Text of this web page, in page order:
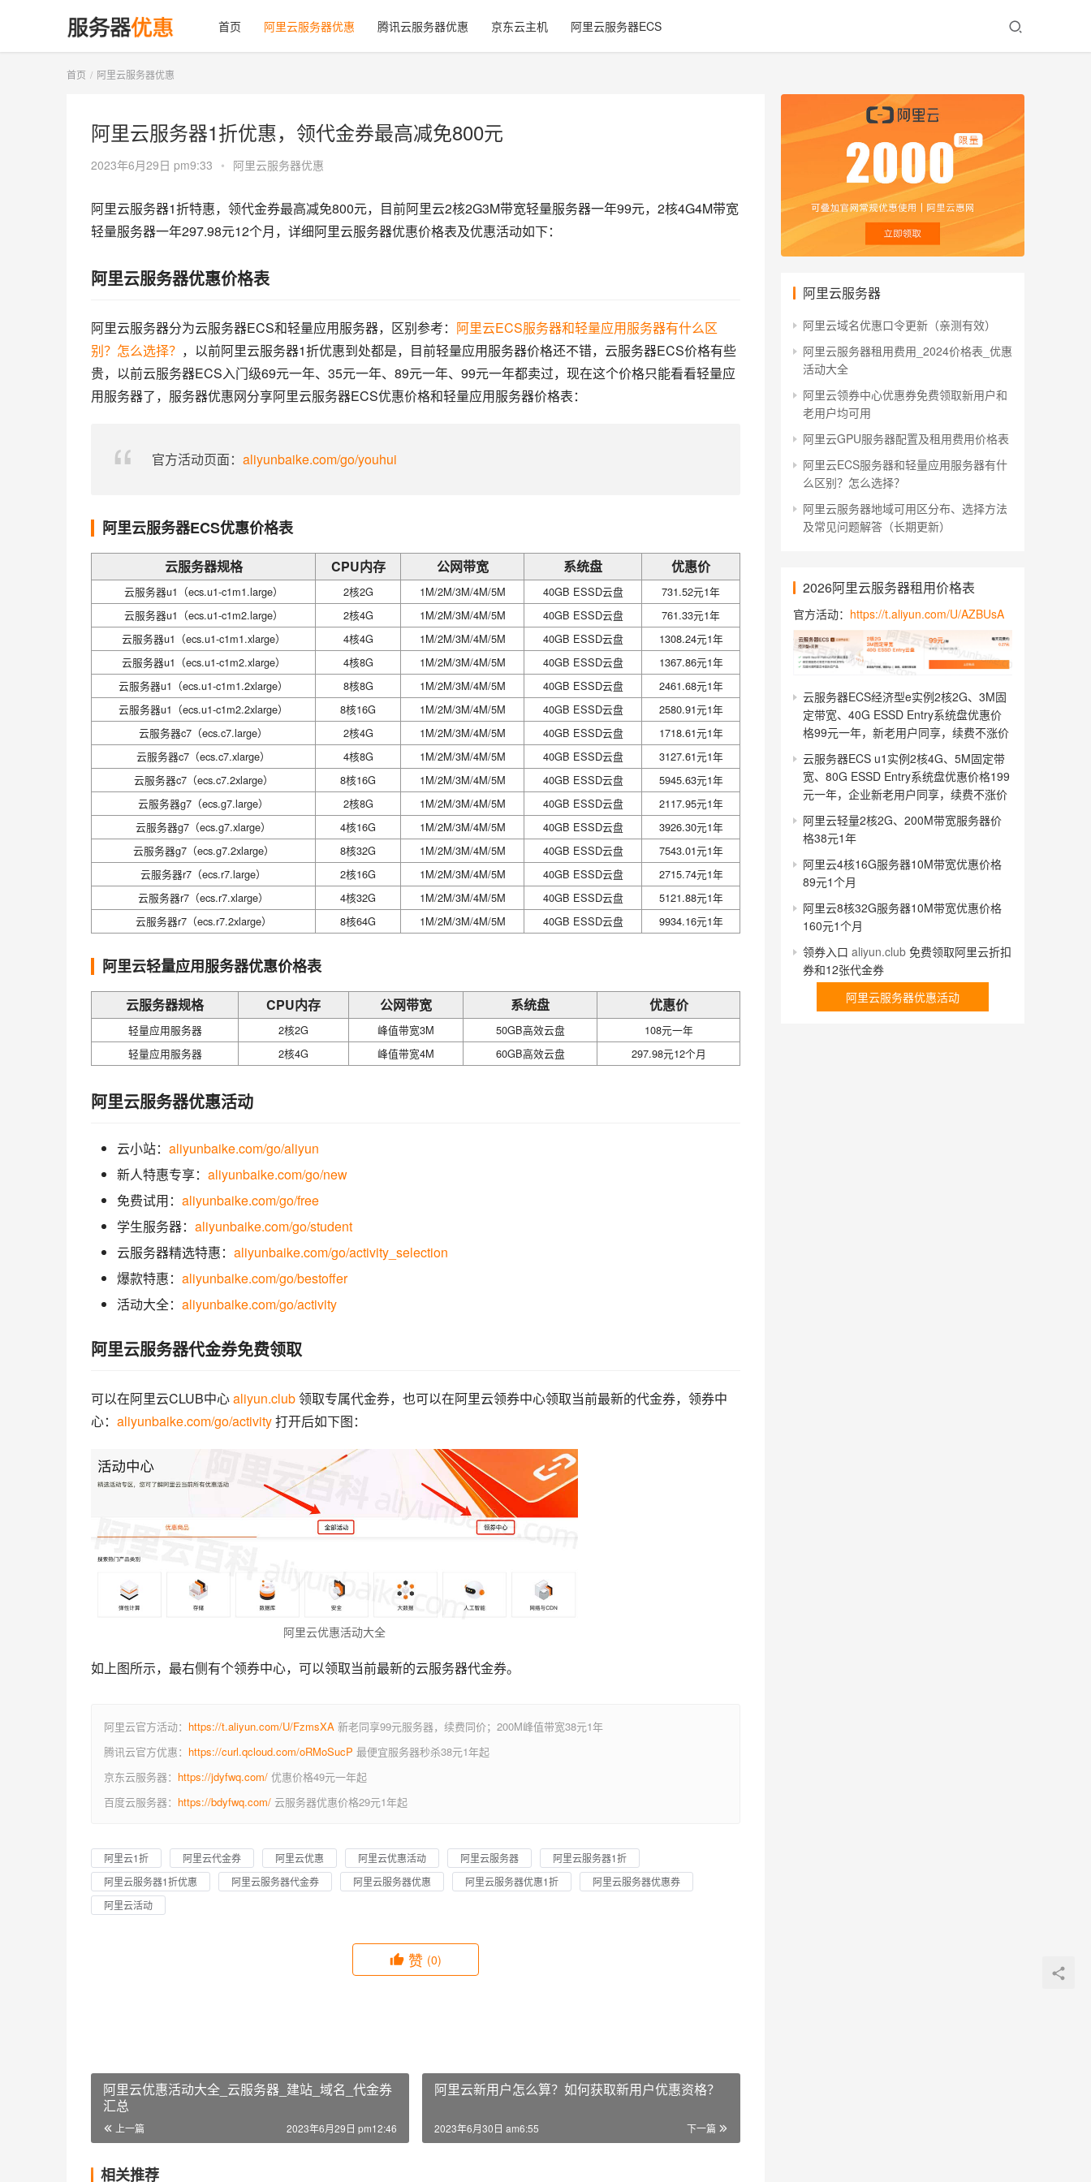
首页 阿里云服务器优惠 腾讯云服务器优惠 京东云主机 阿里云服务器ECS
首页 阿里云服务器优惠
阿里云服务器1折优惠，领代金券最高减免800元
2023年6月29日 pm9:33 • 阿里云服务器优惠
阿里云服务器1折特惠，领代金券最高减免800元，目前阿里云2核2G3M带宽轻量服务器一年99元，2核4G4M带宽
轻量服务器一年297.98元12个月，详细阿里云服务器优惠价格表及优惠活动如下：
阿里云服务器优惠价格表
阿里云服务器分为云服务器ECS和轻量应用服务器，区别参考： 阿里云ECS服务器和轻量应用服务器有什么区
别？怎么选择？ ，以前阿里云服务器1折优惠到处都是，目前轻量应用服务器价格还不错，云服务器ECS价格有些
贵，以前云服务器ECS入门级69元一年、35元一年、89元一年、99元一年都卖过，现在这个价格只能看看轻量应
用服务器了，服务器优惠网分享阿里云服务器ECS优惠价格和轻量应用服务器价格表：
官方活动页面： aliyunbaike.com/go/youhui
阿里云服务器ECS优惠价格表
云服务器规格 CPU内存 公网带宽 系统盘 优惠价
云服务器u1（ecs.u1-c1m1.large） 2核2G 1M/2M/3M/4M/5M 40GB ESSD云盘
731.52元1年
云服务器u1（ecs.u1-c1m2.large）
2核4G 1M/2M/3M/4M/5M 40GB ESSD云盘
761.33元1年
云服务器u1（ecs.u1-c1m1.xlarge）
4核4G 1M/2M/3M/4M/5M 40GB ESSD云盘
1308.24元1年
云服务器u1（ecs.u1-c1m2.xlarge）
4核8G 1M/2M/3M/4M/5M 40GB ESSD云盘
1367.86元1年
云服务器u1（ecs.u1-c1m1.2xlarge）
8核8G 1M/2M/3M/4M/5M 40GB ESSD云盘
2461.68元1年
云服务器u1（ecs.u1-c1m2.2xlarge）
8核16G 1M/2M/3M/4M/5M 40GB ESSD云盘
2580.91元1年
云服务器c7（ecs.c7.large）
2核4G 1M/2M/3M/4M/5M 40GB ESSD云盘
1718.61元1年
云服务器c7（ecs.c7.xlarge）
4核8G 1M/2M/3M/4M/5M 40GB ESSD云盘
3127.61元1年
云服务器c7（ecs.c7.2xlarge）
8核16G 1M/2M/3M/4M/5M 40GB ESSD云盘
5945.63元1年
云服务器g7（ecs.g7.large）
2核8G 1M/2M/3M/4M/5M 40GB ESSD云盘
2117.95元1年
云服务器g7（ecs.g7.xlarge）
4核16G 1M/2M/3M/4M/5M 40GB ESSD云盘
3926.30元1年
云服务器g7（ecs.g7.2xlarge）
8核32G 1M/2M/3M/4M/5M 40GB ESSD云盘
7543.01元1年
云服务器r7（ecs.r7.large）
2核16G 1M/2M/3M/4M/5M 40GB ESSD云盘
2715.74元1年
云服务器r7（ecs.r7.xlarge）
4核32G 1M/2M/3M/4M/5M 40GB ESSD云盘
5121.88元1年
云服务器r7（ecs.r7.2xlarge）
8核64G 1M/2M/3M/4M/5M 40GB ESSD云盘 9934.16元1年
阿里云轻量应用服务器优惠价格表
云服务器规格 CPU内存 公网带宽 系统盘 优惠价
轻量应用服务器 2核2G 峰值带宽3M 50GB高效云盘
108元一年
轻量应用服务器
2核4G 峰值带宽4M 60GB高效云盘 297.98元12个月
阿里云服务器优惠活动
云小站： aliyunbaike.com/go/aliyun
新人特惠专享： aliyunbaike.com/go/new
免费试用： aliyunbaike.com/go/free
学生服务器： aliyunbaike.com/go/student
云服务器精选特惠： aliyunbaike.com/go/activity_selection
爆款特惠： aliyunbaike.com/go/bestoffer
活动大全： aliyunbaike.com/go/activity
阿里云服务器代金券免费领取
可以在阿里云CLUB中心 aliyun.club 领取专属代金券，也可以在阿里云领券中心领取当前最新的代金券，领券中
心： aliyunbaike.com/go/activity 打开后如下图：
阿里云优惠活动大全
如上图所示，最右侧有个领券中心，可以领取当前最新的云服务器代金券。
阿里云官方活动： https://t.aliyun.com/U/FzmsXA 新老同享99元服务器，续费同价；200M峰值带宽38元1年
腾讯云官方优惠： https://curl.qcloud.com/oRMoSucP 最便宜服务器秒杀38元1年起
京东云服务器： https://jdyfwq.com/ 优惠价格49元一年起
百度云服务器： https://bdyfwq.com/ 云服务器优惠价格29元1年起
阿里云1折 阿里云代金券 阿里云优惠 阿里云优惠活动 阿里云服务器
阿里云服务器1折
阿里云服务器1折优惠
阿里云服务器代金券 阿里云服务器优惠 阿里云服务器优惠1折
阿里云服务器优惠券
阿里云活动
赞 (0)
阿里云优惠活动大全_云服务器_建站_域名_代金券
汇总
上一篇 2023年6月29日 pm12:46
阿里云新用户怎么算？如何获取新用户优惠资格？
下一篇
2023年6月30日 am6:55
相关推荐
阿里云服务器
阿里云域名优惠口令更新（亲测有效）
阿里云服务器租用费用_2024价格表_优惠
活动大全
阿里云领券中心优惠券免费领取新用户和
老用户均可用
阿里云GPU服务器配置及租用费用价格表
阿里云ECS服务器和轻量应用服务器有什
么区别？怎么选择？
阿里云服务器地域可用区分布、选择方法
及常见问题解答（长期更新）
2026阿里云服务器租用价格表
官方活动： https://t.aliyun.com/U/AZBUsA
云服务器ECS经济型e实例2核2G、3M固
定带宽、40G ESSD Entry系统盘优惠价
格99元一年，新老用户同享，续费不涨价
云服务器ECS u1实例2核4G、5M固定带
宽、80G ESSD Entry系统盘优惠价格199
元一年，企业新老用户同享，续费不涨价
阿里云轻量2核2G、200M带宽服务器价
格38元1年
阿里云4核16G服务器10M带宽优惠价格
89元1个月
阿里云8核32G服务器10M带宽优惠价格
160元1个月
领券入口 aliyun.club 免费领取阿里云折扣
券和12张代金券
阿里云服务器优惠活动